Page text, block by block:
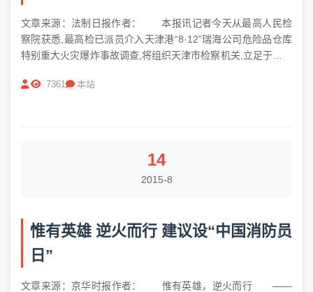
文章来源：法制日报作者： 本报讯记者今天从最高人民检
察院获悉,最高检已派员介入天津港“8·12”瑞海公司危险品仓库
特别重大火灾爆炸事故调查,将组织天津市检察机关,立足于检察
侵权检察厅已派人赶赴事故现场,与天津市检察机关组成检察调
7361 本站
14
2015-8
惟有英雄 逆火而行 建议设“中国消防员
日”
文章来源：京华时报作者： 惟有英雄，逆火而行 ——